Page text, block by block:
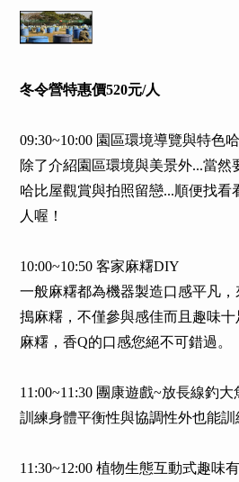
冬令營特惠價520元/人
09:30~10:00 園區環境導覽與特色
除了介紹園區環境與美景外...當然
哈比屋觀賞與拍照留戀...順便找看
人喔！
10:00~10:50 客家麻糬DIY
一般麻糬都為機器製造口感平凡
搗麻糬，不僅參與感佳而且趣味
麻糬，香Q的口感您絕不可錯過。
11:00~11:30 團康遊戲~放長線釣大
訓練身體平衡性與協調性外也能訓
11:30~12:00 植物生態互動式趣味